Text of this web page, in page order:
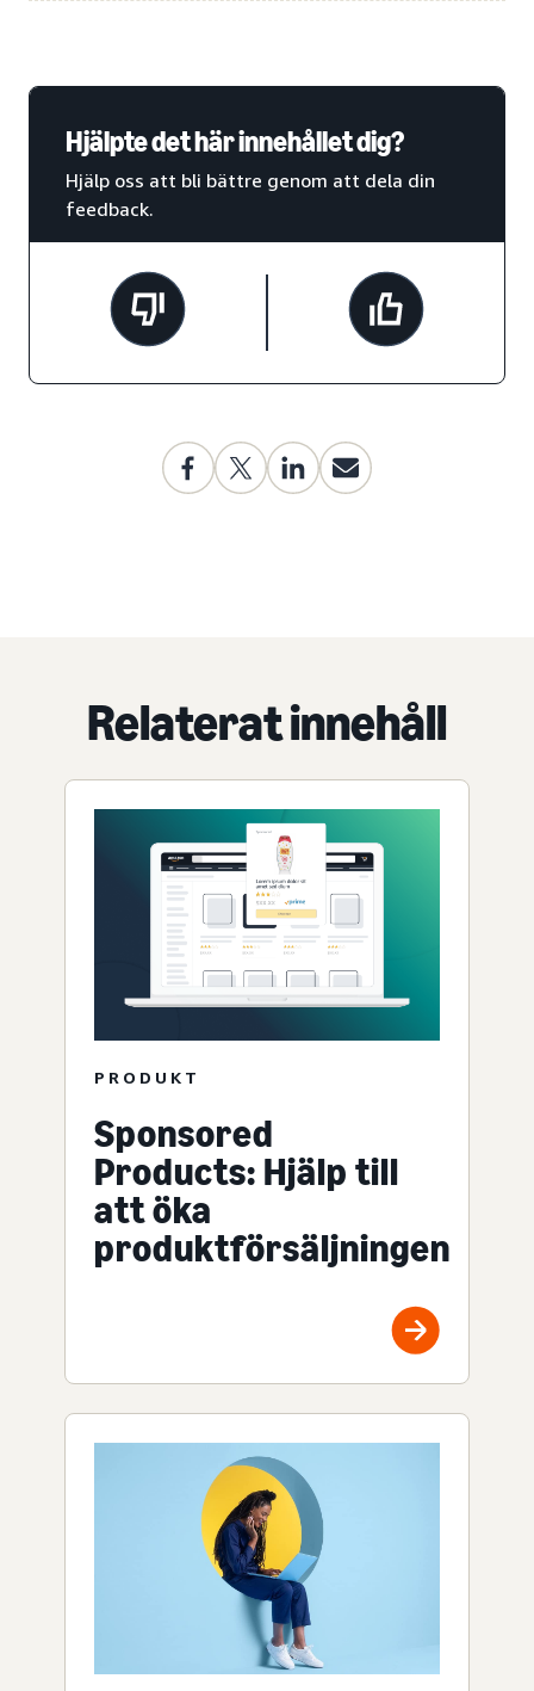
Hjälpte det här innehållet dig?
Hjälp oss att bli bättre genom att dela din
feedback.
Relaterat innehåll
PRODUKT
Sponsored
Products: Hjälp till
att öka
produktförsäljningen